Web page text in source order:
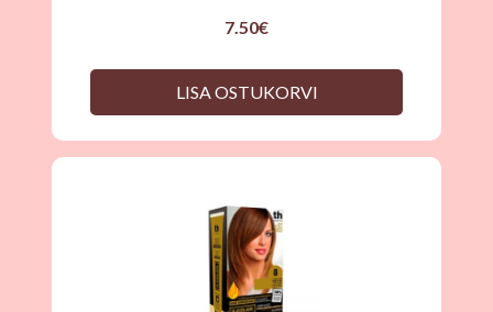
7.50€
LISA OSTUKORVI